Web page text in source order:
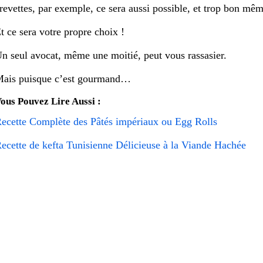
par exemple, ce sera aussi possible, et trop bon
ce sera votre propre choix !
seul avocat, même une moitié, peut vous rassasier.
puisque c’est gourmand…
Pouvez Lire Aussi :
Complète des Pâtés impériaux ou Egg Rolls
de kefta Tunisienne Délicieuse à la Viande Hachée